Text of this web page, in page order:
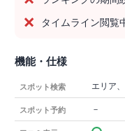
タイムライン閲覧
機能・仕様
スポット検索 エリア
スポット予約 －